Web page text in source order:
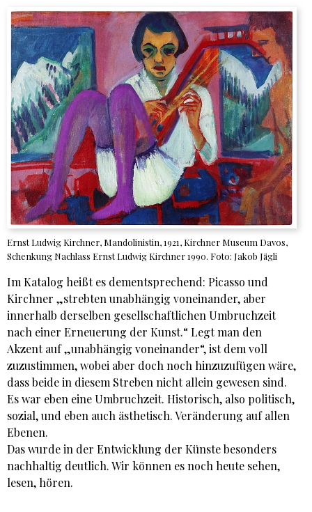
Ernst Ludwig Kirchner, Mandolinistin, 1921, Kirchner Museum Davos,
Schenkung Nachlass Ernst Ludwig Kirchner 1990. Foto: Jakob Jägli
Im Katalog heißt es dementsprechend: Picasso und
Kirchner „strebten unabhängig voneinander, aber
innerhalb derselben gesellschaftlichen Umbruchzeit
nach einer Erneuerung der Kunst.“ Legt man den
Akzent auf „unabhängig voneinander“, ist dem voll
zuzustimmen, wobei aber doch noch hinzuzufügen wäre,
dass beide in diesem Streben nicht allein gewesen sind.
Es war eben eine Umbruchzeit. Historisch, also politisch,
sozial, und eben auch ästhetisch. Veränderung auf allen
Ebenen.
Das wurde in der Entwicklung der Künste besonders
nachhaltig deutlich. Wir können es noch heute sehen,
lesen, hören.